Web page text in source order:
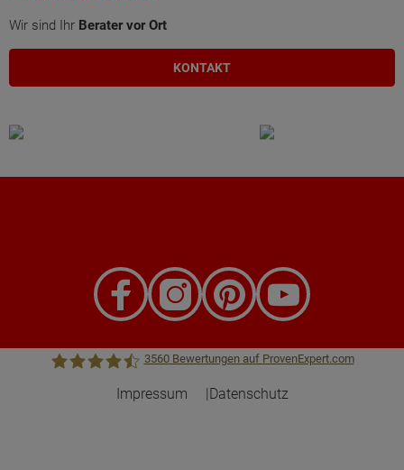
Wir sind Ihr Berater vor Ort
KONTAKT
3560Bewertungen auf ProvenExpert.com
Impressum Datenschutz